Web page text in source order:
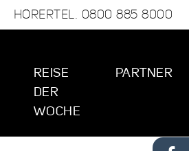
HÖRERTEL. 0800 885 8000
REISE
DER
WOCHE
PARTNER